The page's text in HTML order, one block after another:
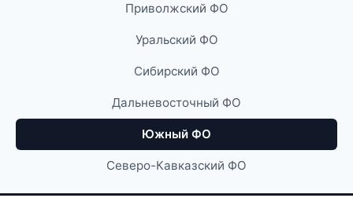
Приволжский ФО
Уральский ФО
Сибирский ФО
Дальневосточный ФО
Южный ФО
Северо-Кавказский ФО